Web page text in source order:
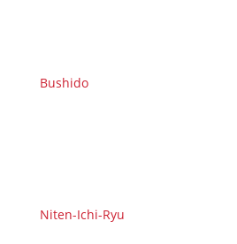
Bushido
Niten-Ichi-Ryu